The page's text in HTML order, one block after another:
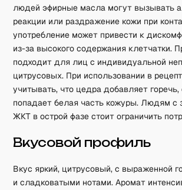
людей эфирные масла могут вызывать
реакции или раздражение кожи при
употребление может привести к
из-за высокого содержания клетчатки.
подходит для лиц с индивидуальной
цитрусовых. При использовании в
учитывать, что цедра добавляет горечь,
попадает белая часть кожуры. Людям с
ЖКТ в острой фазе стоит ограничить
Вкусовой профиль
Вкус яркий, цитрусовый, с выраженной
и сладковатыми нотами. Аромат